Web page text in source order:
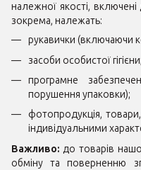
належної якості,
зокрема, належать:
рукавички (включаючи
засоби особистої гігієни;
програмне
порушення упаковки);
фотопродукція,
індивідуальними
Важливо: до товарів
обміну та поверненню